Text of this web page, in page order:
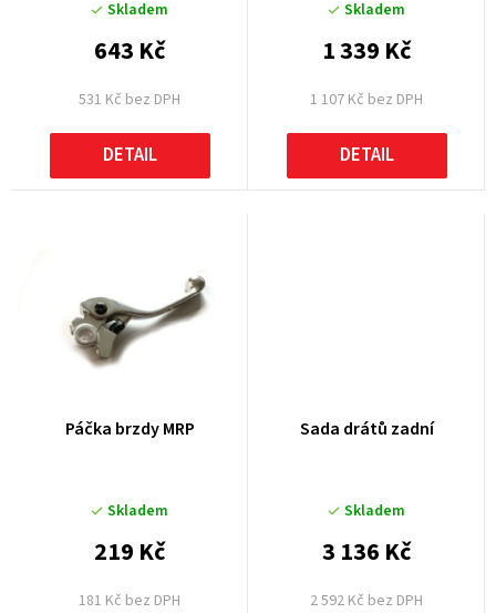
Skladem
531 Kč bez DPH
643 Kč
DETAIL
Skladem
1 107 Kč bez DPH
1 339 Kč
DETAIL
Páčka brzdy MRP
Skladem
181 Kč bez DPH
219 Kč
Sada drátů zadní
Skladem
2 592 Kč bez DPH
3 136 Kč